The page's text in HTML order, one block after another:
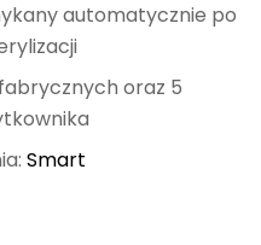
automatycznie po
oraz 5
Smart